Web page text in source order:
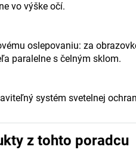
vo výške očí.
oslepovaniu: za
paralelne s čelným sklom.
systém svetelnej
z tohto poradcu